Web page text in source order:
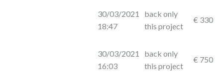
30/03/2021
18:47
back only
this project
€ 330
30/03/2021
16:03
back only
this project
€ 750